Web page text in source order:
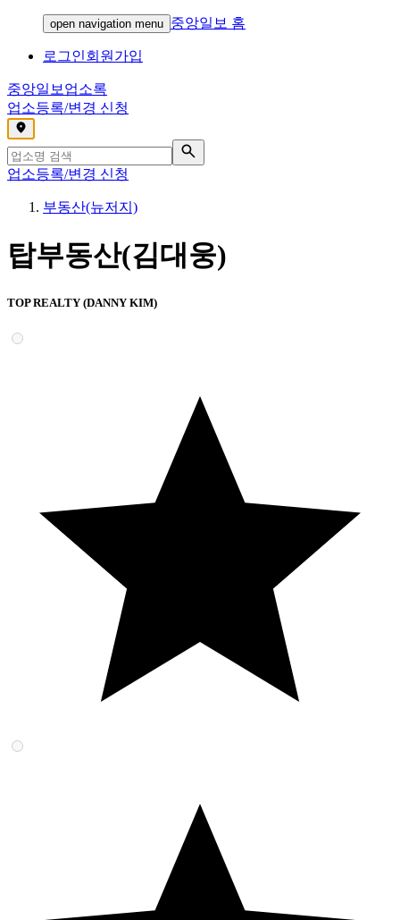
open navigation menu 중앙일보 홈
로그인회원가입
중앙일보 업소록
업소등록/변경 신청
,
업소등록/변경 신청
부동산(뉴저지)
탑부동산(김대웅)
TOP REALTY (DANNY KIM)